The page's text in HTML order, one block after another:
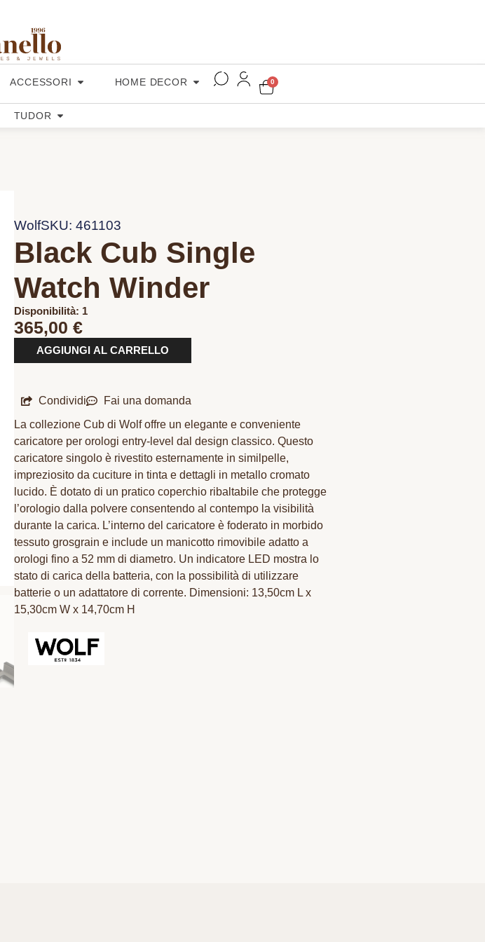
ACCESSORI HOME DECOR 0
TUDOR
WolfSKU: 461103
Black Cub Single
Watch Winder
Disponibilità: 1
365,00 €
AGGIUNGI AL CARRELLO
Condividi
Fai una domanda
La collezione Cub di Wolf offre un elegante e conveniente
caricatore per orologi entry-level dal design classico. Questo
caricatore singolo è rivestito esternamente in similpelle,
impreziosito da cuciture in tinta e dettagli in metallo cromato
lucido. È dotato di un pratico coperchio ribaltabile che protegge
l’orologio dalla polvere consentendo al contempo la visibilità
durante la carica. L’interno del caricatore è foderato in morbido
tessuto grosgrain e include un manicotto rimovibile adatto a
orologi fino a 52 mm di diametro. Un indicatore LED mostra lo
stato di carica della batteria, con la possibilità di utilizzare
batterie o un adattatore di corrente. Dimensioni: 13,50cm L x
15,30cm W x 14,70cm H